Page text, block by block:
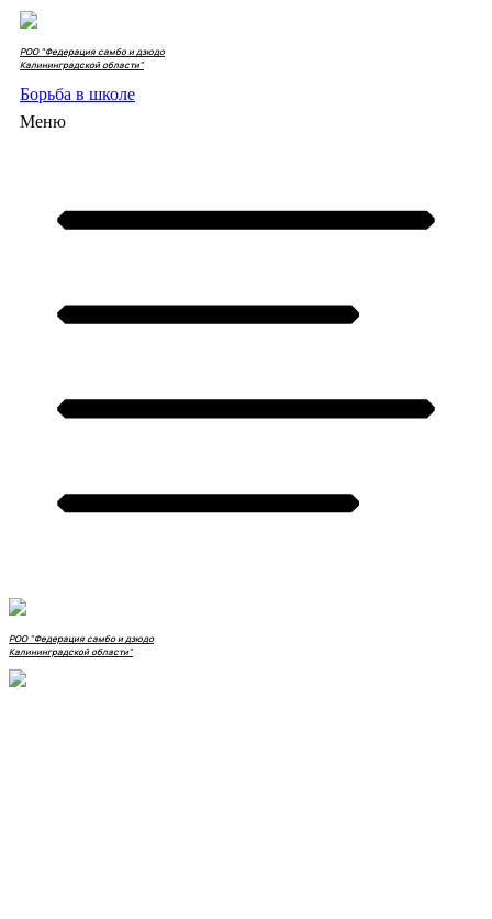
РОО "Федерация самбо и дзюдо
Калининградской области"
Борьба в школе
Меню
РОО "Федерация самбо и дзюдо
Калининградской области"